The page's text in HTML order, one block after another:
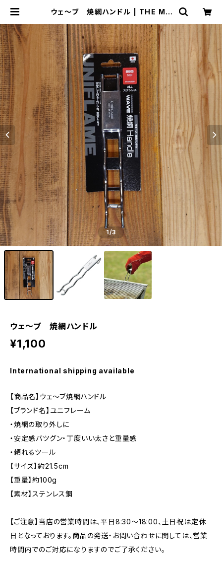
ウェ～ブ 焼網ハンドル | THE MA
1/3
ウェ～ブ 焼網ハンドル
¥1,100
International shipping available
【商品名】ウェ～ブ焼網ハンドル
【ブランド名】ユニフレーム
・焼網の取り外しに
・安定感バツグン・丁度いい太さと重量感
・頼れるツール
【サイズ】約21.5cm
【重量】約100g
【素材】ステンレス鋼
【ご注意】当店の営業時間は、平日8:30～18:00、土日祝は定休
日となっております。商品の発送・お問い合わせに関しては、営業
時間内でのご対応になりますのでご了承ください。